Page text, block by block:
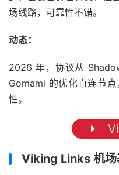
场线路，可靠性不错。
动态：
2026 年，协议从
Gomami 的优化直连节
性。
Viking Links 机场